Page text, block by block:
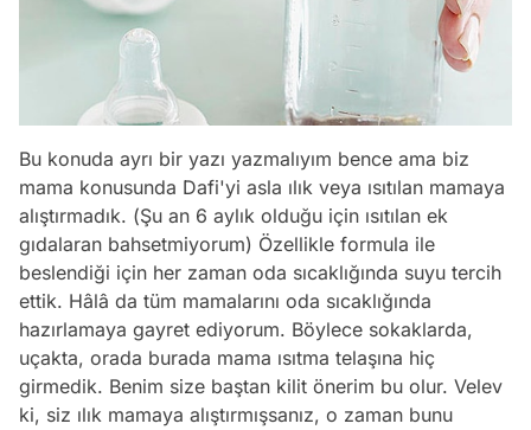
Bu konuda ayrı bir yazı yazmalıyım bence ama biz
mama konusunda Dafi'yi asla ılık veya ısıtılan mamaya
alıştırmadık. (Şu an 6 aylık olduğu için ısıtılan ek
gıdalaran bahsetmiyorum) Özellikle formula ile
beslendiği için her zaman oda sıcaklığında suyu tercih
ettik. Hâlâ da tüm mamalarını oda sıcaklığında
hazırlamaya gayret ediyorum. Böylece sokaklarda,
uçakta, orada burada mama ısıtma telaşına hiç
girmedik. Benim size baştan kilit önerim bu olur. Velev
ki, siz ılık mamaya alıştırmışsanız, o zaman bunu